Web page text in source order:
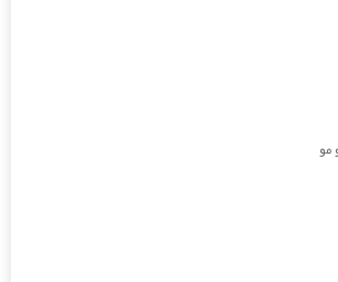
مو